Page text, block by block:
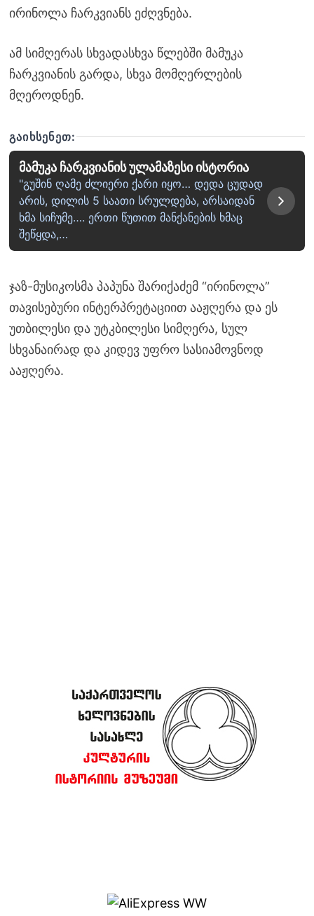
ირინოლა ჩარკვიანს ეძღვნება.
ამ სიმღერას სხვადასხვა წლებში მამუკა
ჩარკვიანის გარდა, სხვა მომღერლების
მღეროდნენ.
ᲒᲐᲘᲮᲡᲔᲜᲔᲗ:
მამუკა ჩარკვიანის ულამაზესი ისტორია
"გუშინ ღამე ძლიერი ქარი იყო… დედა ცუდად
არის, დილის 5 საათი სრულდება, არსაიდან
ხმა სიჩუმე…. ერთი წუთით მანქანების ხმაც
შეწყდა,…
ჯაზ-მუსიკოსმა პაპუნა შარიქაძემ “ირინოლა”
თავისებური ინტერპრეტაციით ააჟღერა და ეს
უთბილესი და უტკბილესი სიმღერა, სულ
სხვანაირად და კიდევ უფრო სასიამოვნოდ
ააჟღერა.